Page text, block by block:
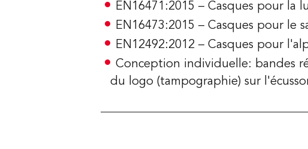
EN16471:2015 – Casques pour
EN16473:2015 – Casques pour le
EN12492:2012 – Casques pour
Conception individuelle: bandes
du logo (tampographie) sur